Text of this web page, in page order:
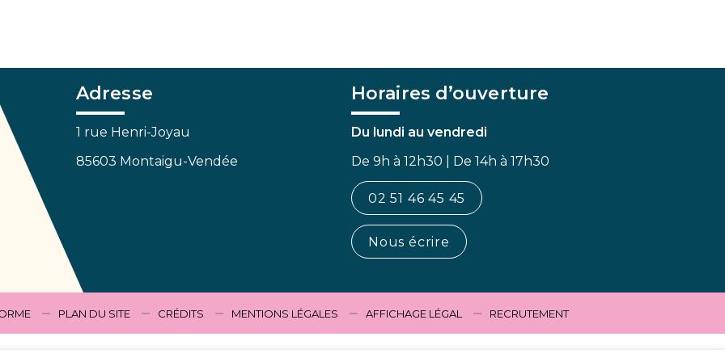
Adresse
1 rue Henri-Joyau
85603 Montaigu-Vendée
Horaires d’ouverture
Du lundi au vendredi
De 9h à 12h30 | De 14h à 17h30
02 51 46 45 45
Nous écrire
PLAN DU SITE CRÉDITS MENTIONS LÉGALES AFFICHAGE LÉGAL RECRUTEMENT